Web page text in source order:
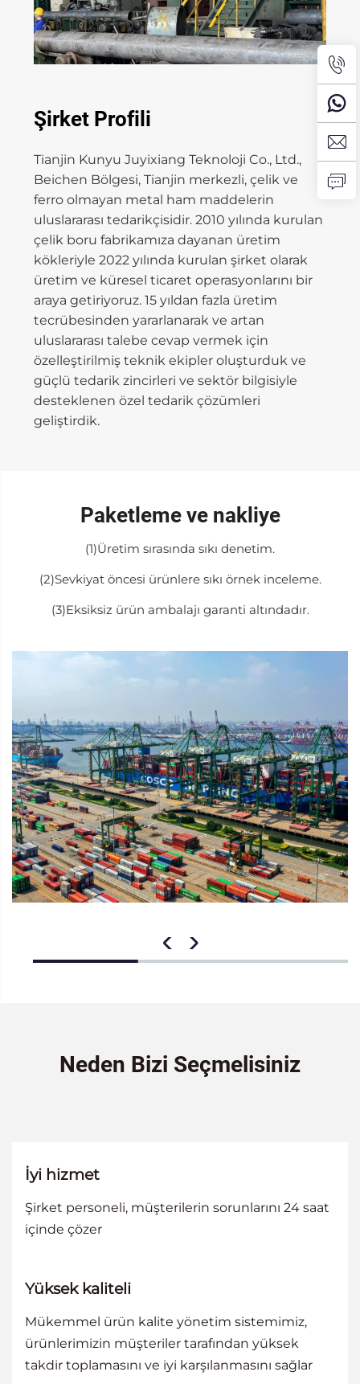
Şirket Profili
Tianjin Kunyu Juyixiang Teknoloji Co., Ltd.,
Beichen Bölgesi, Tianjin merkezli, çelik ve
ferro olmayan metal ham maddelerin
uluslararası tedarikçisidir. 2010 yılında kurulan
çelik boru fabrikamıza dayanan üretim
kökleriyle 2022 yılında kurulan şirket olarak
üretim ve küresel ticaret operasyonlarını bir
araya getiriyoruz. 15 yıldan fazla üretim
tecrübesinden yararlanarak ve artan
uluslararası talebe cevap vermek için
özelleştirilmiş teknik ekipler oluşturduk ve
güçlü tedarik zincirleri ve sektör bilgisiyle
desteklenen özel tedarik çözümleri
geliştirdik.
Paketleme ve nakliye
(1)Üretim sırasında sıkı denetim.
(2)Sevkiyat öncesi ürünlere sıkı örnek inceleme.
(3)Eksiksiz ürün ambalajı garanti altındadır.
Neden Bizi Seçmelisiniz
İyi hizmet
Şirket personeli, müşterilerin sorunlarını 24 saat
içinde çözer
Yüksek kaliteli
Mükemmel ürün kalite yönetim sistemimiz,
ürünlerimizin müşteriler tarafından yüksek
takdir toplamasını ve iyi karşılanmasını sağlar